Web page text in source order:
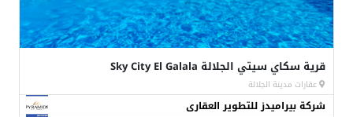
قرية سكاي سيتي الجلالة Sky City El Galala
عقارات مدينة الجلالة
شركة بيراميدز للتطوير العقارى